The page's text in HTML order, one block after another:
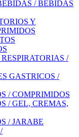
/ BEBIDAS
Y
/
GASTRICOS /
/ COMPRIMIDOS
/ GEL, CREMAS,
/ JARABE